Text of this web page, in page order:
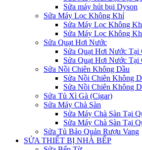
Sửa máy hút bụi Dyson
Sửa Máy Lọc Không Khí
Sửa Máy Lọc Không
Sửa Máy Lọc Không
Sửa Quạt Hơi Nước
Sửa Quạt Hơi Nước Tại
Sửa Quạt Hơi Nước Tại
Sửa Nồi Chiên Không Dầu
Sửa Nồi Chiên Không
Sửa Nồi Chiên Không
Sửa Tủ Xì Gà (Cigar)
Sửa Máy Chà Sàn
Sửa Máy Chà Sàn Tại
Sửa Máy Chà Sàn Tại
Sửa Tủ Bảo Quản Rượu Vang
SỬA THIẾT BỊ NHÀ BẾP